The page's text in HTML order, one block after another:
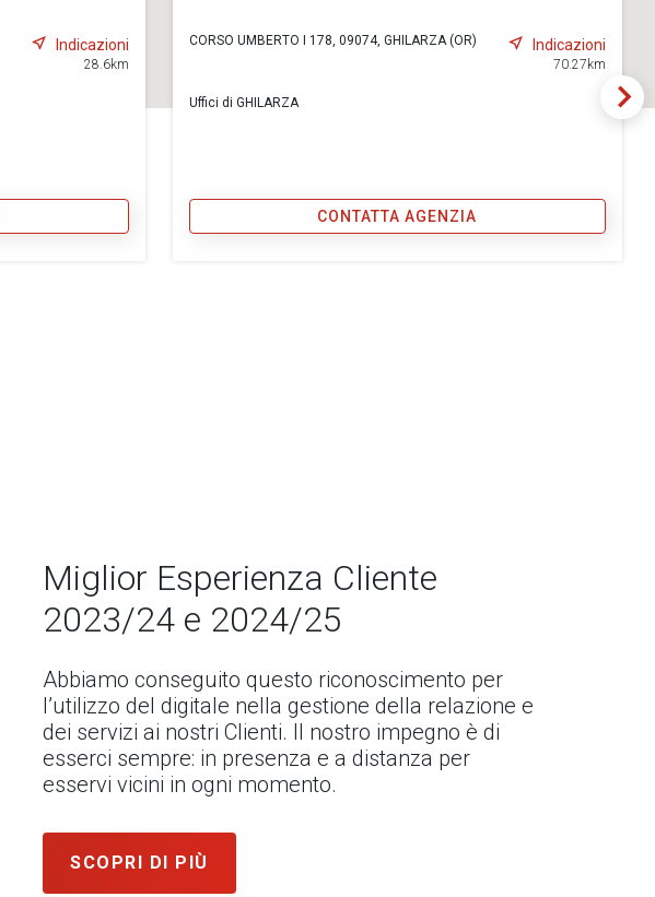
Indicazioni
28.6km
CORSO UMBERTO I 178, 09074, GHILARZA (OR) Indicazioni
70.27km
Uffici di GHILARZA
CONTATTA AGENZIA
Miglior Esperienza Cliente
2023/24 e 2024/25
Abbiamo conseguito questo riconoscimento per
l’utilizzo del digitale nella gestione della relazione e
dei servizi ai nostri Clienti. Il nostro impegno è di
esserci sempre: in presenza e a distanza per
esservi vicini in ogni momento.
SCOPRI DI PIÙ